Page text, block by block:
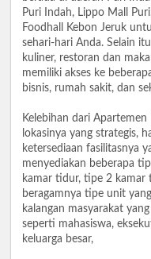
Puri Indah, Lippo Mall
Foodhall Kebon Jeruk
sehari-hari Anda. Selain
kuliner, restoran dan
memiliki akses ke
bisnis, rumah sakit, dan
Kelebihan dari
lokasinya yang strategis,
ketersediaan fasilitasnya
menyediakan beberapa
kamar tidur, tipe 2
beragamnya tipe unit
kalangan masyarakat
seperti mahasiswa,
keluarga besar,